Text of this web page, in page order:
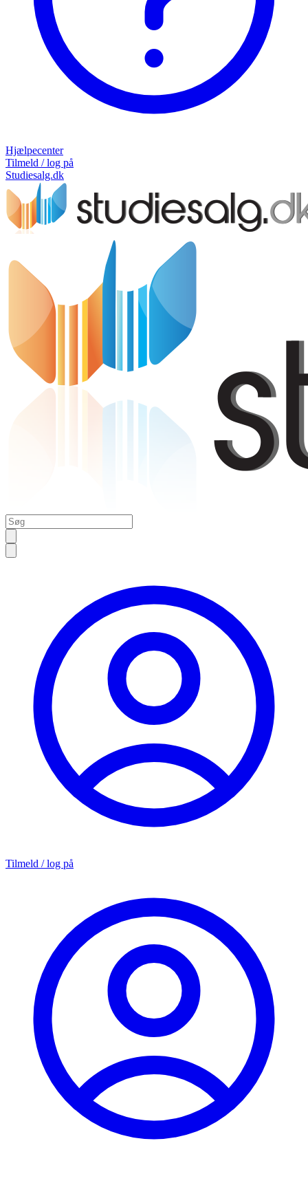
Hjælpecenter
Tilmeld / log på
Studiesalg.dk
Tilmeld / log på